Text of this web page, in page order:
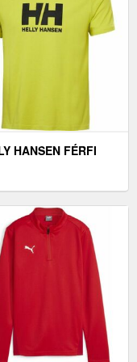
HANSEN FÉRFI
FÉRFI PÓLÓ,